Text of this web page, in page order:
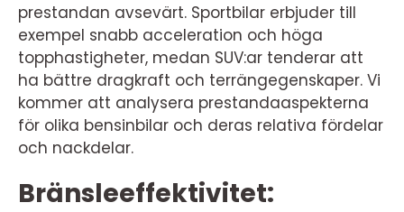
prestandan avsevärt. Sportbilar erbjuder till
exempel snabb acceleration och höga
topphastigheter, medan SUV:ar tenderar att
ha bättre dragkraft och terrängegenskaper. Vi
kommer att analysera prestandaaspekterna
för olika bensinbilar och deras relativa fördelar
och nackdelar.
Bränsleeffektivitet: